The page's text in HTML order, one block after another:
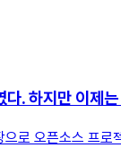
다. 하지만 이제
로 오픈소스 프로